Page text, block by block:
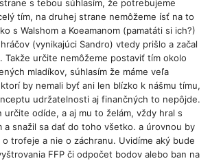
s tebou súhlasím, že potrebujeme
tím, na druhej strane nemôžeme ísť na to
s Walshom a Koeamanom (pamatáti si ich?)
(vynikajúci Sandro) vtedy prišlo a začal
Takže určite nemôžeme postaviť tím okolo
mladíkov, súhlasím že máme veľa
by nemali byť ani len blízko k nášmu tímu,
udržatelnosti aj finančných to nepôjde.
určite odíde, a aj mu to želám, vždy hral s
a snažil sa dať do toho všetko. a úrovnou by
o trofeje a nie o záchranu. Uvidíme aký bude
FFP či odpočet bodov alebo ban na